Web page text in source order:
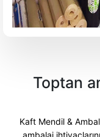
Toptan
Kaft Mendil &